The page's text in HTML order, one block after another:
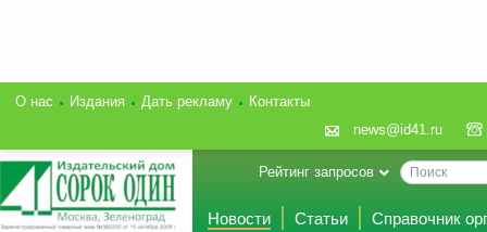
О нас Издания Дать рекламу
Контакты
news@id41.ru
Рейтинг запросов
Новости Статьи
Справочник